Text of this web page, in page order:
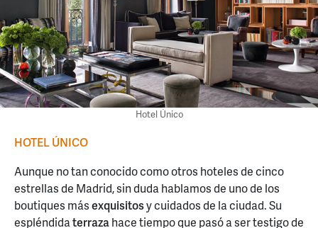
Hotel Único
HOTEL ÚNICO
Aunque no tan conocido como otros hoteles de cinco
estrellas de Madrid, sin duda hablamos de uno de los
boutiques másexquisitosy cuidados de la ciudad. Su
espléndidaterrazahace tiempo que pasó a ser testigo de